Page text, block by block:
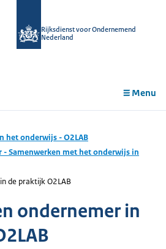
Rijksdienst voor Ondernemend
Nederland
Menu
het onderwijs - O2LAB
Samenwerken met het onderwijs in
de praktijk O2LAB
ondernemer in